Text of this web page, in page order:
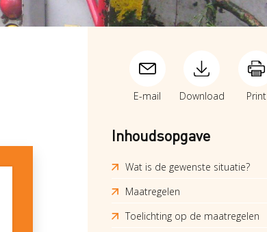
E-mail Download Print
Inhoudsopgave
Wat is de gewenste situatie?
Maatregelen
Toelichting op de maatregelen